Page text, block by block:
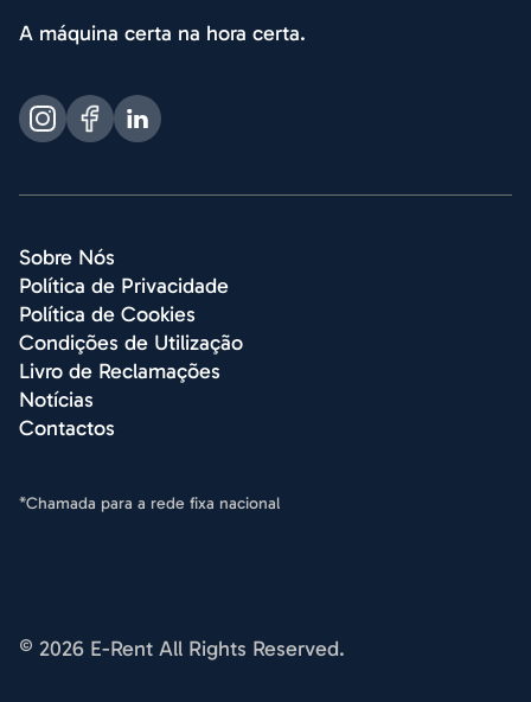
A máquina certa na hora certa.
Sobre Nós
Política de Privacidade
Política de Cookies
Condições de Utilização
Livro de Reclamações
Notícias
Contactos
*Chamada para a rede fixa nacional
© 2026 E-Rent All Rights Reserved.